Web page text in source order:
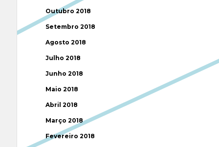
Outubro 2018
Setembro 2018
Agosto 2018
Julho 2018
Junho 2018
Maio 2018
Abril 2018
Março 2018
Fevereiro 2018